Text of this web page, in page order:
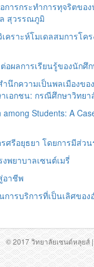
ารกระทำการทุจริตขอ
สุวรรณภูมิ
ราะห์โมเดลสมการโค
อผลการเรียนรู้ของนักศึ
กความเป็นพลเมืองข
อกชน: กรณีศึกษาวิทยา
Students: A
ศรีอยุธยา โดยการมีส่ว
พยาบาลเซนต์เมรี่
อาชีพ
รบริการที่เป็นเลิศของ
© 2017 วิทยาลัยเซนต์หลุยส์
Partner Verification